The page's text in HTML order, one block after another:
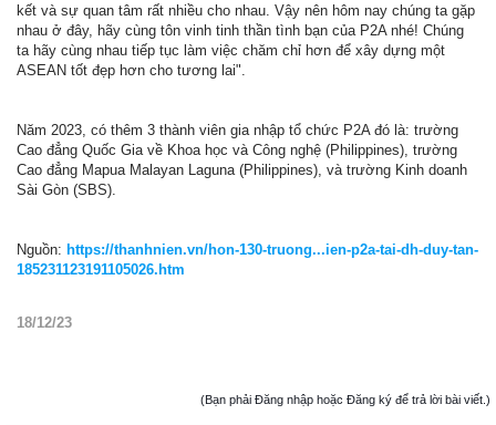
kết và sự quan tâm rất nhiều cho nhau. Vậy nên hôm nay chúng ta gặp
nhau ở đây, hãy cùng tôn vinh tinh thần tình bạn của P2A nhé! Chúng
ta hãy cùng nhau tiếp tục làm việc chăm chỉ hơn để xây dựng một
ASEAN tốt đẹp hơn cho tương lai".
Năm 2023, có thêm 3 thành viên gia nhập tổ chức P2A đó là: trường
Cao đẳng Quốc Gia về Khoa học và Công nghệ (Philippines), trường
Cao đẳng Mapua Malayan Laguna (Philippines), và trường Kinh doanh
Sài Gòn (SBS).
Nguồn: https://thanhnien.vn/hon-130-truong...ien-p2a-tai-dh-duy-tan-
185231123191105026.htm
18/12/23
(Bạn phải Đăng nhập hoặc Đăng ký để trả lời bài viết.)